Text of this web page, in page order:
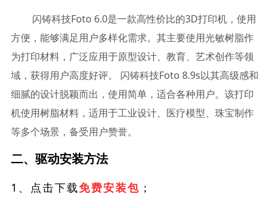
闪铸科技Foto 6.0是一款高性价比的3D打印机，使用
方便，能够满足用户多样化需求。其主要使用光敏树脂作
为打印材料，广泛应用于原型设计、教育、艺术创作等领
域，获得用户高度好评。 闪铸科技Foto 8.9s以其高级感和
细腻的设计脱颖而出，使用简单，适合各种用户。该打印
机使用树脂材料，适用于工业设计、医疗模型、珠宝制作
等多个场景，备受用户赞誉。
二、驱动安装方法
1、点击下载免费安装包 ；